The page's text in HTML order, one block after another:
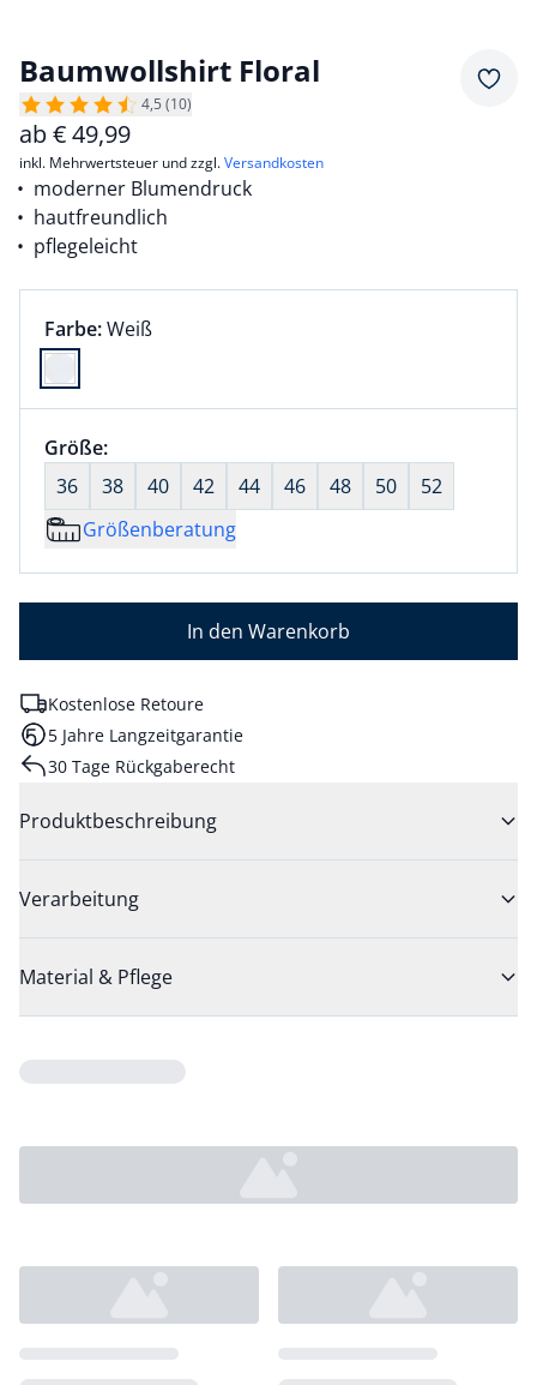
Baumwollshirt Floral
4,5 (10)
ab€49,99
inkl. Mehrwertsteuer und zzgl.Versandkosten
moderner Blumendruck
hautfreundlich
pflegeleicht
Farbauswahl:
Farbe:aktuell ausgewählt:
Weiß
Größenauswahl:
Größe:nichts ausgewählt
36
38 40 42 44 46 48 50
52
Größenberatung
In den Warenkorb
Kostenlose Retoure
5 Jahre Langzeitgarantie
30 Tage Rückgaberecht
Produktbeschreibung
Verarbeitung
Material & Pflege